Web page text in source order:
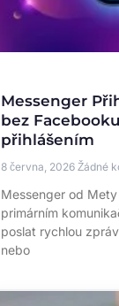
Messenger
bez
přihlášením
8 června, 2026 Žádné
Messenger od
primárním
poslat rychlou
nebo